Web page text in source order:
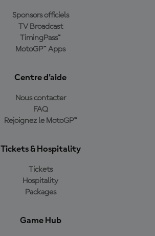
Sponsors officiels
TV Broadcast
TimingPass™
MotoGP™ Apps
Centre d'aide
Nous contacter
FAQ
Rejoignez le MotoGP™
Tickets & Hospitality
Tickets
Hospitality
Packages
Game Hub